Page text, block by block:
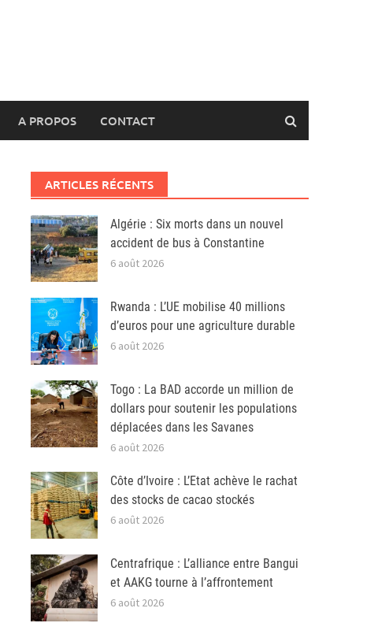
A PROPOS CONTACT
ARTICLES RÉCENTS
Algérie : Six morts dans un nouvel
accident de bus à Constantine
6 août 2026
Rwanda : L’UE mobilise 40 millions
d’euros pour une agriculture durable
6 août 2026
Togo : La BAD accorde un million de
dollars pour soutenir les populations
déplacées dans les Savanes
6 août 2026
Côte d’Ivoire : L’Etat achève le rachat
des stocks de cacao stockés
6 août 2026
Centrafrique : L’alliance entre Bangui
et AAKG tourne à l’affrontement
6 août 2026